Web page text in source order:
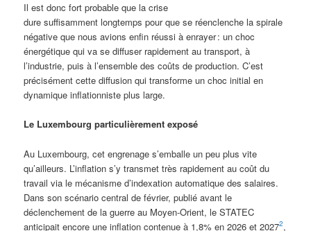
Il est donc fort probable que la crise
dure suffisamment longtemps pour que se réenclenche la spirale
négative que nous avions enfin réussi à enrayer : un choc
énergétique qui va se diffuser rapidement au transport, à
l’industrie, puis à l’ensemble des coûts de production. C’est
précisément cette diffusion qui transforme un choc initial en
dynamique inflationniste plus large.
Le Luxembourg particulièrement exposé
Au Luxembourg, cet engrenage s’emballe un peu plus vite
qu’ailleurs. L’inflation s’y transmet très rapidement au coût du
travail via le mécanisme d’indexation automatique des salaires.
Dans son scénario central de février, publié avant le
déclenchement de la guerre au Moyen-Orient, le STATEC
anticipait encore une inflation contenue à 1,8% en 2026 et 20272,